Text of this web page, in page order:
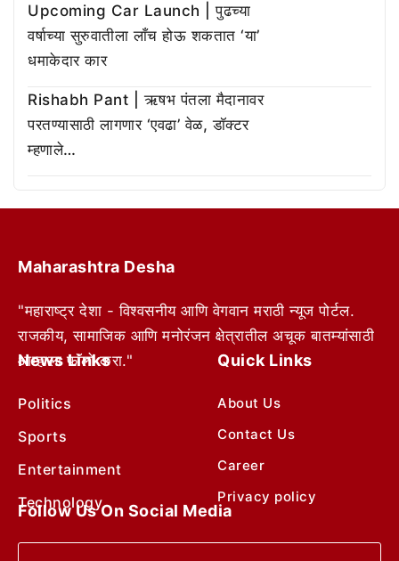
Upcoming Car Launch | पुढच्या
वर्षाच्या सुरुवातीला लाँच होऊ शकतात ‘या’
धमाकेदार कार
Rishabh Pant | ऋषभ पंतला मैदानावर
परतण्यासाठी लागणार ‘एवढा’ वेळ, डॉक्टर
म्हणाले…
Maharashtra Desha
"महाराष्ट्र देशा - विश्वसनीय आणि वेगवान मराठी न्यूज पोर्टल.
राजकीय, सामाजिक आणि मनोरंजन क्षेत्रातील अचूक बातम्यांसाठी
आम्हाला फॉलो करा."
News Links
Politics
Sports
Entertainment
Technology
Quick Links
About Us
Contact Us
Career
Privacy policy
Follow Us On Social Media